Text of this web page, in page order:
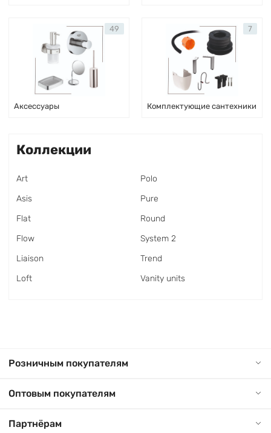
Аксессуары
49
Комплектующие сантехники
7
Коллекции
Art
Asis
Flat
Flow
Liaison
Loft
Polo
Pure
Round
System 2
Trend
Vanity units
Розничным покупателям
Оптовым покупателям
Партнёрам